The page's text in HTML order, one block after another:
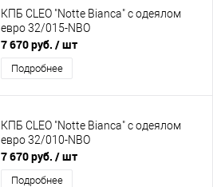
КПБ CLEO "Notte Bianca" с одеялом
евро 32/015-NBO
7 670 руб. / шт
Подробнее
КПБ CLEO "Notte Bianca" с одеялом
евро 32/010-NBO
7 670 руб. / шт
Подробнее